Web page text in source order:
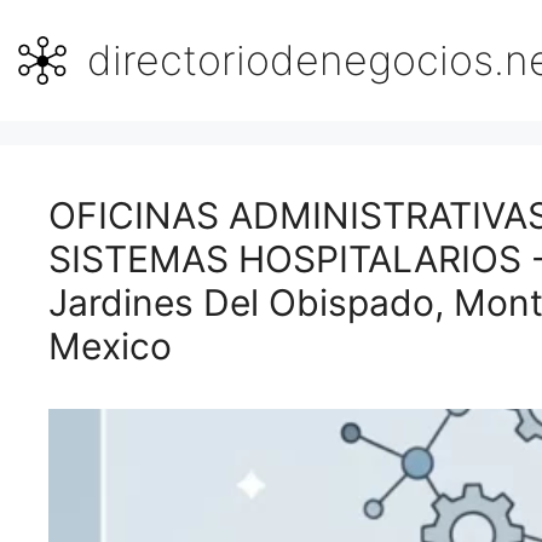
contenido
OFICINAS
SISTEMAS
Jardines Del Obispado,
Mexico